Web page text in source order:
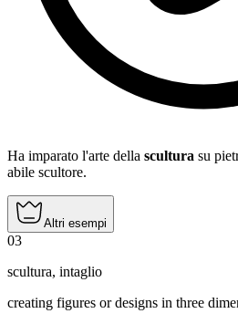
Ha imparato l'arte della scultura su
abile scultore.
Altri esempi
03
scultura, intaglio
creating figures or designs in three